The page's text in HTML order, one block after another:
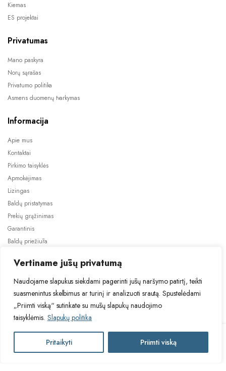
Vertiname jūsų privatumą
Naudojame slapukus siekdami pagerinti jūsų naršymo patirtį, teikti
suasmenintus skelbimus ar turinį ir analizuoti srautą. Spustelėdami
„Priimti viską“ sutinkate su mūsų slapukų naudojimo
taisyklėmis. Slapukų politika
Pritaikyti Priimti viską
SERGIO
Į krepšelį
Kiemas
ES projektai
Privatumas
Mano paskyra
Norų sąrašas
Privatumo politika
Asmens duomenų tvarkymas
Informacija
Apie mus
Kontaktai
Pirkimo taisyklės
Apmokėjimas
Lizingas
Baldų pristatymas
Prekių grąžinimas
Garantinis
Baldų priežiūra
2024 © Visos teisės saugomos. Be TauBaldai.lt sutikimo draudžiama
Asmens duomenų tvarkymas